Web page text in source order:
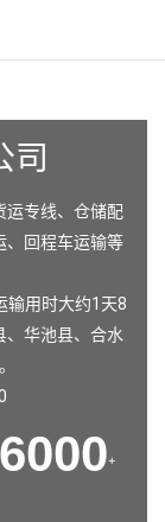
司
运专线、仓储配
、回程车运输等
输用时大约1天8
、 华池县、 合水
6000+